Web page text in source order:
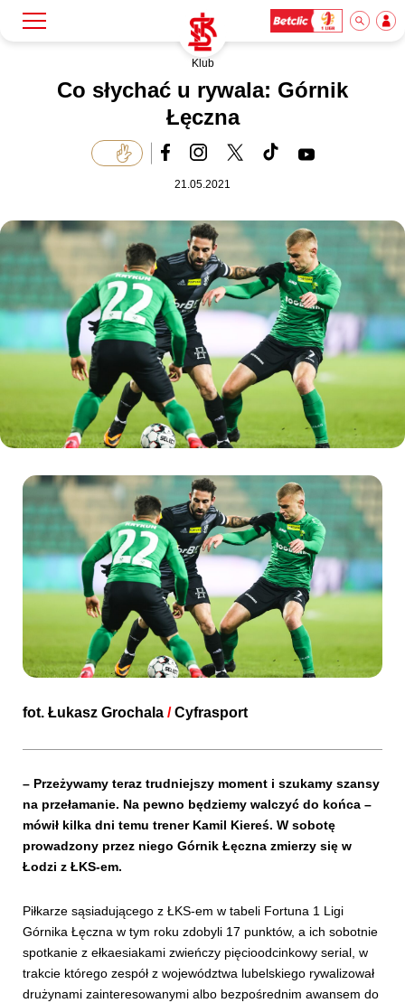
Akademia
Biznes
Dla mediów
Kibice
SKLEP KUP BILET
Klub
Co słychać u rywala: Górnik
Łęczna
21.05.2021
fot. Łukasz Grochala /Cyfrasport
– Przeżywamy teraz trudniejszy moment i szukamy szansy
na przełamanie. Na pewno będziemy walczyć do końca –
mówił kilka dni temu trener Kamil Kiereś. W sobotę
prowadzony przez niego Górnik Łęczna zmierzy się w
Łodzi z ŁKS-em.
Piłkarze sąsiadującego z ŁKS-em w tabeli Fortuna 1 Ligi
Górnika Łęczna w tym roku zdobyli 17 punktów, a ich sobotnie
spotkanie z ełkaesiakami zwieńczy pięcioodcinkowy serial, w
trakcie którego zespół z województwa lubelskiego rywalizował
drużynami zainteresowanymi albo bezpośrednim awansem do